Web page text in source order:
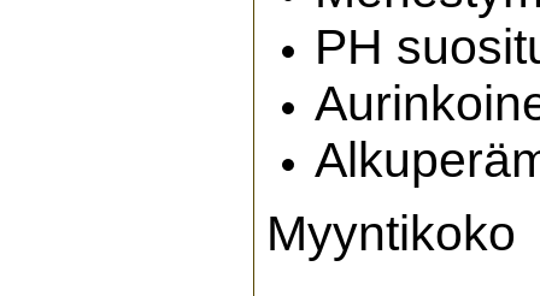
PH
Myyntikoko